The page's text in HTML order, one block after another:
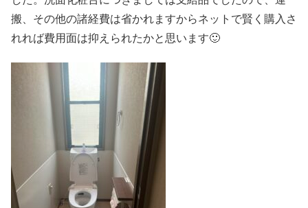
搬、その他の諸経費は省かれますからネットで賢く購入さ
れれば費用面は抑えられたかと思います🙂